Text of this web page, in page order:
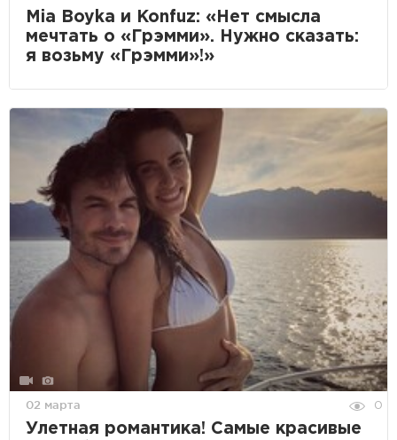
Mia Boyka и Konfuz: «Нет смысла
мечтать о «Грэмми». Нужно сказать:
я возьму «Грэмми»!»
02 марта 0
Улетная романтика! Самые красивые